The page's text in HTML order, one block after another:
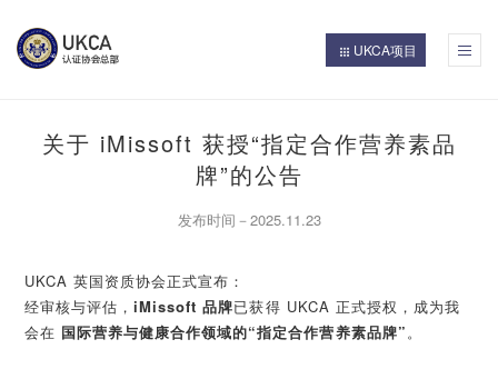
UKCA项目
关于 iMissoft 获授“指定合作营养素品
牌”的公告
发布时间－2025.11.23
UKCA 英国资质协会正式宣布：
经审核与评估， iMissoft 品牌已获得 UKCA 正式授权，成为我
会在 国际营养与健康合作领域的“指定合作营养素品牌”。